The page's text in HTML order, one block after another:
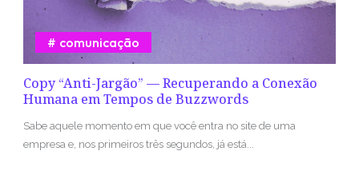
Copy “Anti-Jargão” — Recuperando a Conexão
Humana em Tempos de Buzzwords
comunicação
Sabe aquele momento em que você entra no site de uma
empresa e, nos primeiros três segundos, já está...